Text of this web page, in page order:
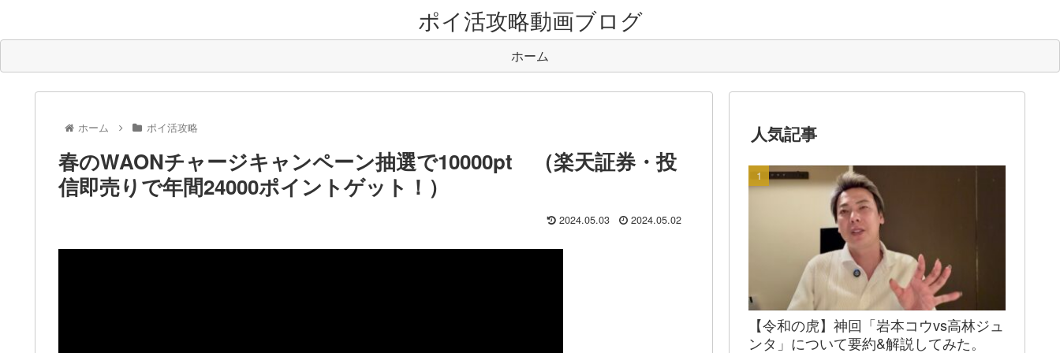
ポイ活攻略動画ブログ
ホーム
ホーム ポイ活攻略
春のWAONチャージキャンペーン抽選で10000pt （楽天証券・投
信即売りで年間24000ポイントゲット！）
2024.05.03 2024.05.02
人気記事
【令和の虎】神回「岩本コウvs高林ジュ
ンタ」について要約&解説してみた。